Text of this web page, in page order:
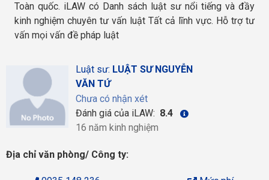
Toàn quốc. iLAW có Danh sách luật sư nổi tiếng và đầy
kinh nghiệm chuyên tư vấn luật Tất cả lĩnh vực. Hỗ trợ tư
vấn mọi vấn đề pháp luật
Luật sư: LUẬT SƯ NGUYỄN
VĂN TỨ
Chưa có nhận xét
Đánh giá của iLAW: 8.4
16 năm kinh nghiệm
Địa chỉ văn phòng/ Công ty: